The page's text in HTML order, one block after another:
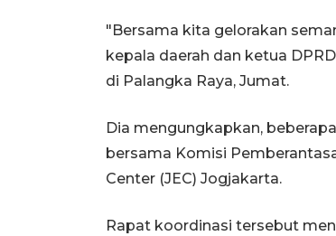
"Bersama kita gelorakan
kepala daerah dan ketua
di Palangka Raya, Jumat.
Dia mengungkapkan,
bersama Komisi
Center (JEC) Jogjakarta.
Rapat koordinasi tersebut